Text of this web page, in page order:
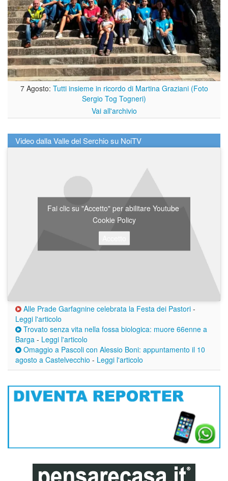
7 Agosto: Tutti insieme in ricordo di Martina Graziani (Foto
Sergio Tog Togneri)
Vai all'archivio
Video dalla Valle del Serchio su NoiTV
Fai clic su "Accetto" per abilitare Youtube
Cookie Policy
Alle Prade Garfagnine celebrata la Festa dei Pastori -
Leggi l'articolo
Trovato senza vita nella fossa biologica: muore 66enne a
Barga - Leggi l'articolo
Omaggio a Pascoli con Alessio Boni: appuntamento il 10
agosto a Castelvecchio - Leggi l'articolo